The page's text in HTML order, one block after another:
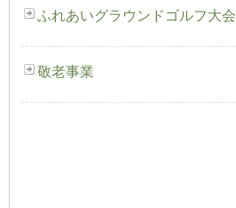
ふれあいグラウンドゴルフ大会
敬老事業